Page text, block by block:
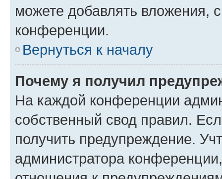
можете добавлять вложения,
конференции.
Вернуться к началу
Почему я получил
На каждой конференции
собственный свод правил.
получить предупреждение.
администратора